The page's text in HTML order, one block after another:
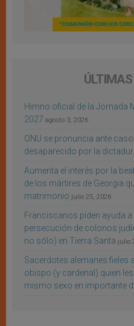
Himno oficial de la Jornada
2027 agosto 3, 2026
ONU se pronuncia ante
desaparecido por la
Aumenta el interés por la
de los mártires de Georgia
matrimonio julio 25, 2026
Franciscanos piden ayuda
persecución de colonos
no sólo) en Tierra Santa julio
Sacerdotes alemanes fieles
obispo (y cardenal) quien
mismo sexo en importante